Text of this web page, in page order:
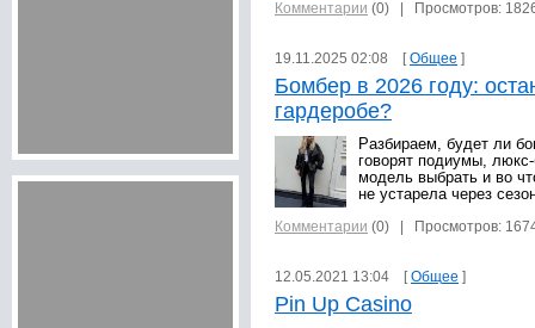
Комментарии (0) | Просмотров:
19.11.2025 02:08 [Общее ]
Бомбер в 2026 году:
гардеробе?
Разбираем, будет ли
говорят подиумы,
модель выбрать и во
не устарела через
Комментарии (0) | Просмотров:
12.05.2021 13:04 [Общее ]
Pin Up Casino